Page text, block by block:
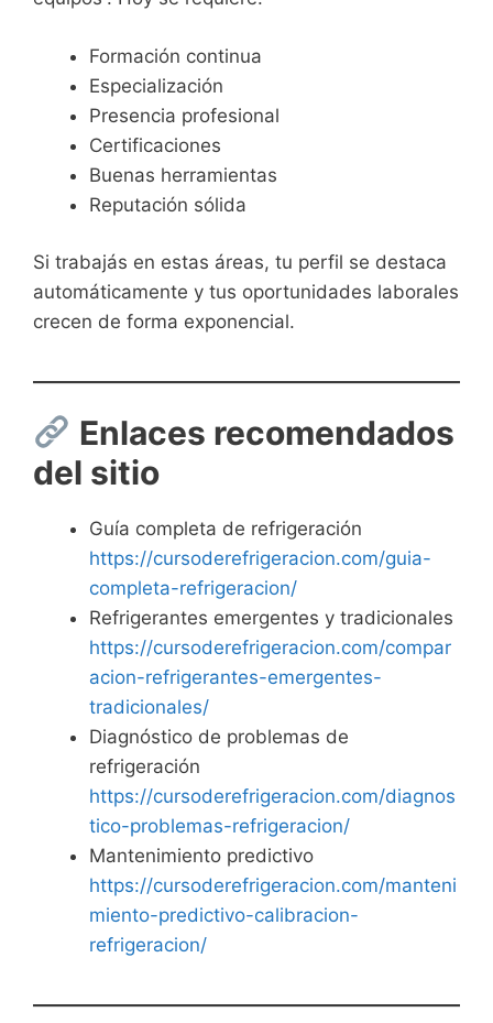
Formación continua
Especialización
Presencia profesional
Certificaciones
Buenas herramientas
Reputación sólida
Si trabajás en estas áreas, tu perfil se destaca
automáticamente y tus oportunidades laborales
crecen de forma exponencial.
Enlaces recomendados
del sitio
Guía completa de refrigeración
https://cursoderefrigeracion.com/guia-
completa-refrigeracion/
Refrigerantes emergentes y tradicionales
https://cursoderefrigeracion.com/compar
acion-refrigerantes-emergentes-
tradicionales/
Diagnóstico de problemas de
refrigeración
https://cursoderefrigeracion.com/diagnos
tico-problemas-refrigeracion/
Mantenimiento predictivo
https://cursoderefrigeracion.com/manteni
miento-predictivo-calibracion-
refrigeracion/